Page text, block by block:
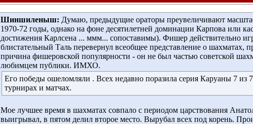
Шиншиленыш: Думаю, предыдущие ораторы преувеличивают
1970-72 годы, однако на фоне десятилетней доминации Карпова или
достижения Карлсена ... ммм... сопоставимы). Фишер действительно
блистательный Таль перевернул всеобщее представление о
причина фишеровской популярности - он не был частью советской
любимцем публики. ИМХО.
Его победы ошеломляли . Всех недавно поразила серия Каруаны 7 из
турнирах и матчах.
Мое лучшее время в шахматах совпало с периодом царствования
выигрывал, в пятом делил второе место. Вырубал всех под корень.